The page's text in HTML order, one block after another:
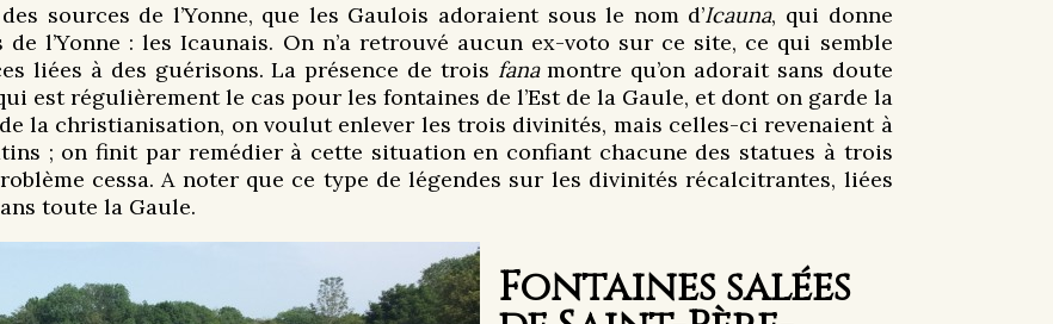
sources de l’Yonne, que les Gaulois adoraient sous le nom d’Icauna, qui donne
l’Yonne : les Icaunais. On n’a retrouvé aucun ex-voto sur ce site, ce qui semble
liées à des guérisons. La présence de trois fanamontre qu’on adorait sans doute
est régulièrement le cas pour les fontaines de l’Est de la Gaule, et dont on garde la
la christianisation, on voulut enlever les trois divinités, mais celles-ci revenaient à
; on finit par remédier à cette situation en confiant chacune des statues à trois
cessa. A noter que ce type de légendes sur les divinités récalcitrantes, liées
toute la Gaule.
Fontaines salées